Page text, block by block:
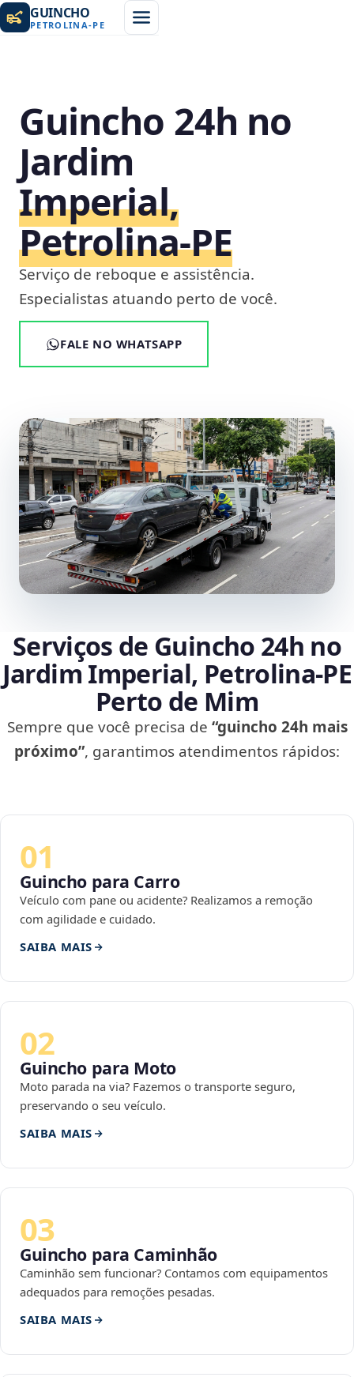
GUINCHO
PETROLINA-PE
Guincho 24h no
Jardim
Imperial,
Petrolina‑PE
Serviço de reboque e assistência.
Especialistas atuando perto de você.
FALE NO WHATSAPP
Serviços de Guincho 24h no
Jardim Imperial, Petrolina‑PE
Perto de Mim
Sempre que você precisa de “guincho 24h mais
próximo”, garantimos atendimentos rápidos:
01
Guincho para Carro
Veículo com pane ou acidente? Realizamos a remoção
com agilidade e cuidado.
SAIBA MAIS
02
Guincho para Moto
Moto parada na via? Fazemos o transporte seguro,
preservando o seu veículo.
SAIBA MAIS
03
Guincho para Caminhão
Caminhão sem funcionar? Contamos com equipamentos
adequados para remoções pesadas.
SAIBA MAIS